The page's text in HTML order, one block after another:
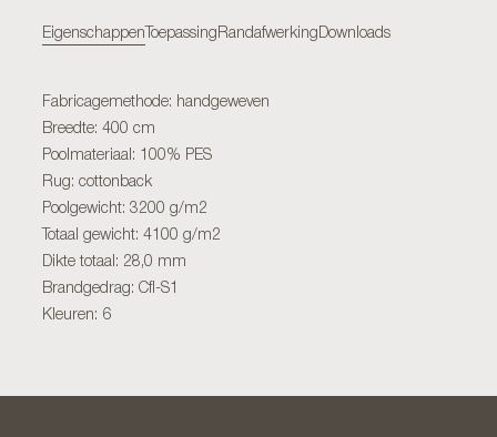
Eigenschappen Toepassing Randafwerking Downloads
Fabricagemethode: handgeweven
Breedte: 400 cm
Poolmateriaal: 100% PES
Rug: cottonback
Poolgewicht: 3200 g/m2
Totaal gewicht: 4100 g/m2
Dikte totaal: 28,0 mm
Brandgedrag: Cfl-S1
Kleuren: 6